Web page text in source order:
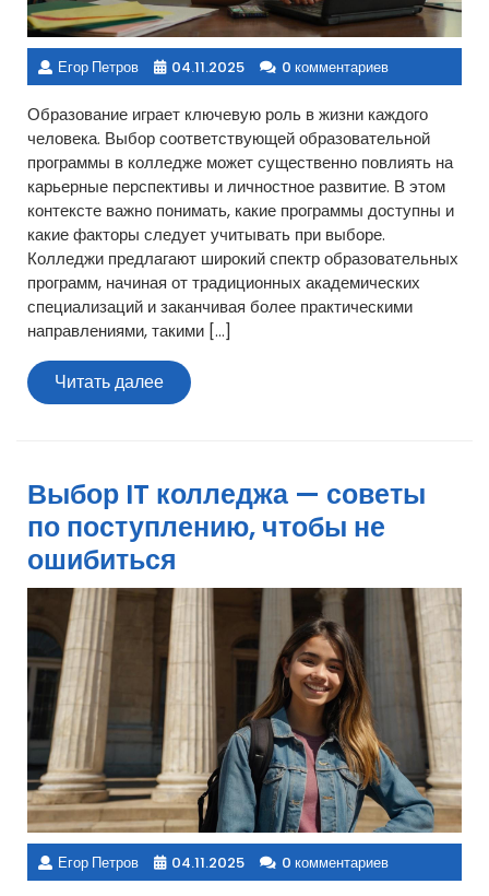
Егор Петров 04.11.2025 0 комментариев
Образование играет ключевую роль в жизни каждого
человека. Выбор соответствующей образовательной
программы в колледже может существенно повлиять на
карьерные перспективы и личностное развитие. В этом
контексте важно понимать, какие программы доступны и
какие факторы следует учитывать при выборе.
Колледжи предлагают широкий спектр образовательных
программ, начиная от традиционных академических
специализаций и заканчивая более практическими
направлениями, такими […]
Читать далееЧитать
далее
Выбор IT колледжа — советы
по поступлению, чтобы не
ошибиться
Егор Петров 04.11.2025 0 комментариев